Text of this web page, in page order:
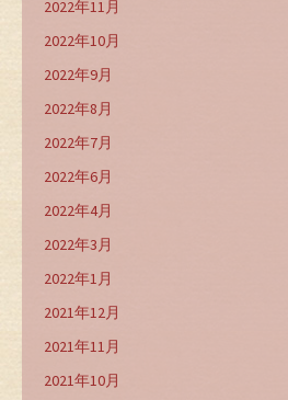
2022年11月
2022年10月
2022年9月
2022年8月
2022年7月
2022年6月
2022年4月
2022年3月
2022年1月
2021年12月
2021年11月
2021年10月